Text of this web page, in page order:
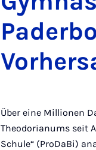
Über eine Millionen
Theodorianums seit
Schule“ (ProDaBi)